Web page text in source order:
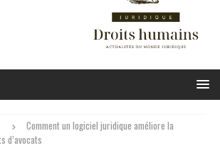
Comment un logiciel juridique améliore la
d’avocats